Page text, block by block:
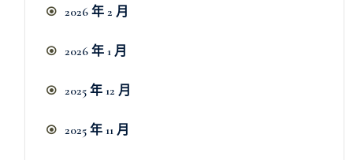
2026 年 2 月
2026 年 1 月
2025 年 12 月
2025 年 11 月